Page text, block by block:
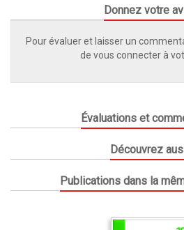
Donnez votre
Pour évaluer et laisser un
de vous connecter à
Évaluations et
Découvrez
Publications dans la